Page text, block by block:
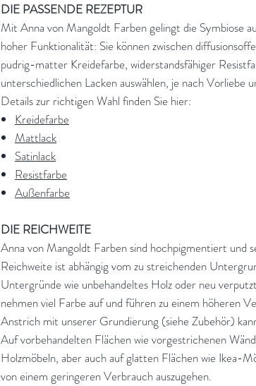
DIE PASSENDE REZEPTUR
Mit Anna von Mangoldt Farben gelingt die Symbiose
hoher Funktionalität: Sie können zwischen
pudrig-matter Kreidefarbe, widerstandsfähiger
unterschiedlichen Lacken auswählen, je nach Vorliebe
Details zur richtigen Wahl finden Sie hier:
Kreidefarbe
Mattlack
Satinlack
Resistfarbe
Außenfarbe
DIE REICHWEITE
Anna von Mangoldt Farben sind hochpigmentiert und
Reichweite ist abhängig vom zu streichenden
Untergründe wie unbehandeltes Holz oder neu
nehmen viel Farbe auf und führen zu einem höheren
Anstrich mit unserer Grundierung (siehe Zubehör)
Auf vorbehandelten Flächen wie vorgestrichenen
Holzmöbeln, aber auch auf glatten Flächen wie Ikea-
von einem geringeren Verbrauch auszugehen.